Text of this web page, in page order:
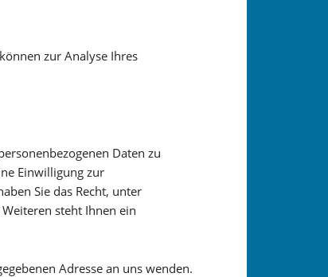
zur Analyse Ihres
Daten zu
Einwilligung zur
Sie das Recht, unter
steht Ihnen ein
Adresse an uns wenden.